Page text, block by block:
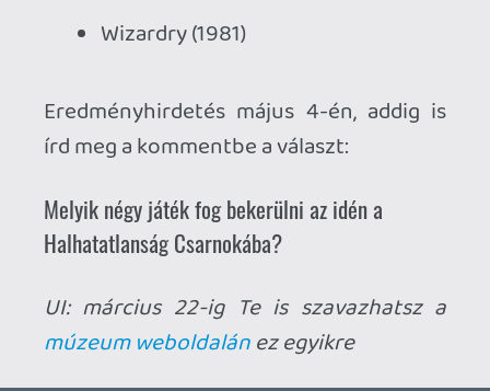
Ahhoz, hogy te is hozzászólj, be kell
jelentkezned!
Necroman Mk2 2023.05.04 16:50:37 #1yc2a
Megvannak a győztesek gamer365.hu